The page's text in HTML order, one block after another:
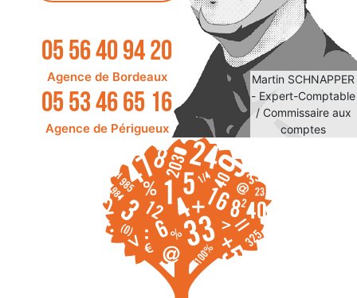
Martin SCHNAPPER
- Expert-Comptable
/ Commissaire aux
comptes
05 56 40 94 20
Agence de Bordeaux
05 53 46 65 16
Agence de Périgueux